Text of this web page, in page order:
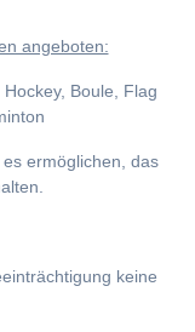
angeboten:
Boule, Flag
ermöglichen, das
keine